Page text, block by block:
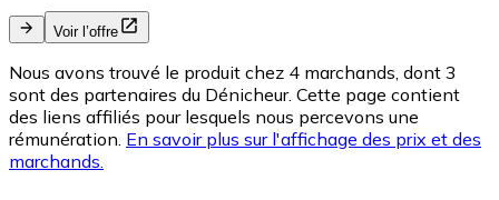
Voir l’offre
Nous avons trouvé le produit chez 4 marchands, dont 3
sont des partenaires du Dénicheur. Cette page contient
des liens affiliés pour lesquels nous percevons une
rémunération. En savoir plus sur l'affichage des prix et des
marchands.